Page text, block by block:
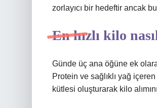
zorlayıcı bir hedeftir ancak
En hızlı kilo
Günde üç ana öğüne ek
Protein ve sağlıklı yağ
kütlesi oluşturarak kilo